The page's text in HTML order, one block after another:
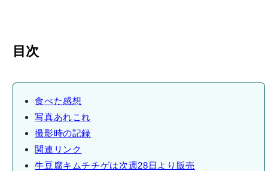
目次
食べた感想
写真あれこれ
撮影時の記録
関連リンク
牛豆腐キムチチゲは次週28日より販売